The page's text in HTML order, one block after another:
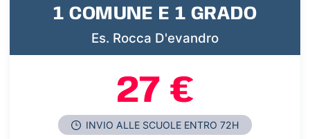
1 COMUNE E 1 GRADO
Es. Rocca D'evandro
27 €
INVIO ALLE SCUOLE ENTRO 72H